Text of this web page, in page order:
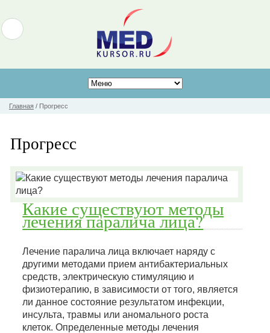
Главная / Прогресс
Прогресс
Какие существуют методы
лечения паралича лица?
Лечение паралича лица включает наряду с
другими методами прием антибактериальных
средств, электрическую стимуляцию и
физиотерапию, в зависимости от того, является
ли данное состояние результатом инфекции,
инсульта, травмы или аномального роста
клеток. Определенные методы лечения